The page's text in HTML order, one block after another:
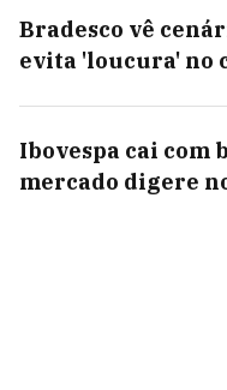
Bradesco vê
evita 'loucura' no
Ibovespa cai com
mercado digere